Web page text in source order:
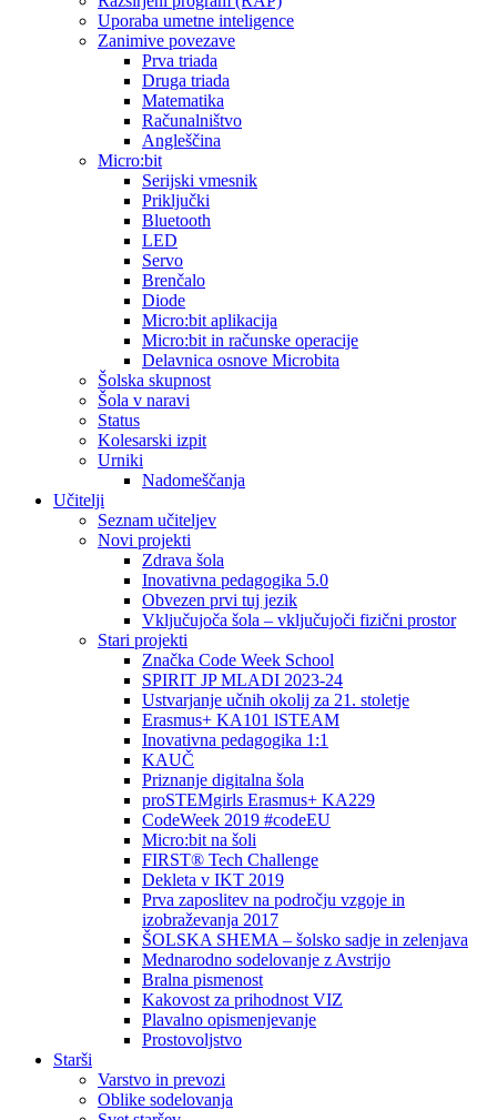
Uporaba umetne inteligence
Zanimive povezave
Prva triada
Druga triada
Matematika
Računalništvo
Angleščina
Micro:bit
Serijski vmesnik
Priključki
Bluetooth
LED
Servo
Brenčalo
Diode
Micro:bit aplikacija
Micro:bit in računske operacije
Delavnica osnove Microbita
Šolska skupnost
Šola v naravi
Status
Kolesarski izpit
Urniki
Nadomeščanja
Učitelji
Seznam učiteljev
Novi projekti
Zdrava šola
Inovativna pedagogika 5.0
Obvezen prvi tuj jezik
Vključujoča šola – vključujoči fizični prostor
Stari projekti
Značka Code Week School
SPIRIT JP MLADI 2023-24
Ustvarjanje učnih okolij za 21. stoletje
Erasmus+ KA101 lSTEAM
Inovativna pedagogika 1:1
KAUČ
Priznanje digitalna šola
proSTEMgirls Erasmus+ KA229
CodeWeek 2019 #codeEU
Micro:bit na šoli
FIRST® Tech Challenge
Dekleta v IKT 2019
Prva zaposlitev na področju vzgoje in
izobraževanja 2017
ŠOLSKA SHEMA – šolsko sadje in zelenjava
Mednarodno sodelovanje z Avstrijo
Bralna pismenost
Kakovost za prihodnost VIZ
Plavalno opismenjevanje
Prostovoljstvo
Starši
Varstvo in prevozi
Oblike sodelovanja